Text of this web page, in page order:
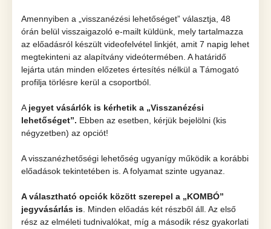
Amennyiben a „visszanézési lehetőséget” választja, 48
órán belül visszaigazoló e-mailt küldünk, mely tartalmazza
az előadásról készült videofelvétel linkjét, amit 7 napig lehet
megtekinteni az alapítvány videótermében. A határidő
lejárta után minden előzetes értesítés nélkül a Támogató
profilja törlésre kerül a csoportból.
A jegyet vásárlók is kérhetik a „Visszanézési
lehetőséget”. Ebben az esetben, kérjük bejelölni (kis
négyzetben) az opciót!
A visszanézhetőségi lehetőség ugyanígy működik a korábbi
előadások tekintetében is. A folyamat szinte ugyanaz.
A választható opciók között szerepel a „KOMBÓ”
jegyvásárlás is . Minden előadás két részből áll. Az első
rész az elméleti tudnivalókat, míg a második rész gyakorlati